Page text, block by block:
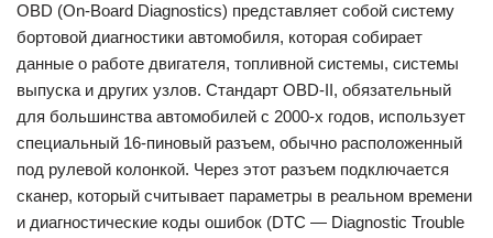
OBD (On-Board Diagnostics) представляет собой систему
бортовой диагностики автомобиля, которая собирает
данные о работе двигателя, топливной системы, системы
выпуска и других узлов. Стандарт OBD-II, обязательный
для большинства автомобилей с 2000-х годов, использует
специальный 16-пиновый разъем, обычно расположенный
под рулевой колонкой. Через этот разъем подключается
сканер, который считывает параметры в реальном времени
и диагностические коды ошибок (DTC — Diagnostic Trouble